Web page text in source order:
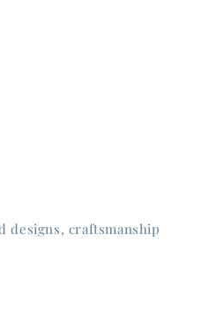
designs, craftsmanship